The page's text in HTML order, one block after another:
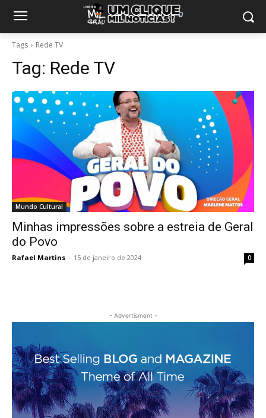
Tags Rede TV
Tag: Rede TV
Mundo Cultural
Minhas impressões sobre a estreia de Geral
do Povo
Rafael Martins - 15 de janeiro de 2024 0
- Advertisment -